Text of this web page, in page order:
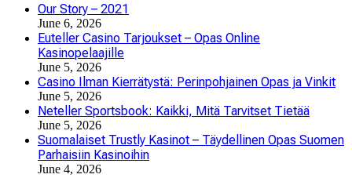
Our Story – 2021
June 6, 2026
Euteller Casino Tarjoukset – Opas Online
Kasinopelaajille
June 5, 2026
Casino Ilman Kierrätystä: Perinpohjainen Opas ja Vinkit
June 5, 2026
Neteller Sportsbook: Kaikki, Mitä Tarvitset Tietää
June 5, 2026
Suomalaiset Trustly Kasinot – Täydellinen Opas Suomen
Parhaisiin Kasinoihin
June 4, 2026